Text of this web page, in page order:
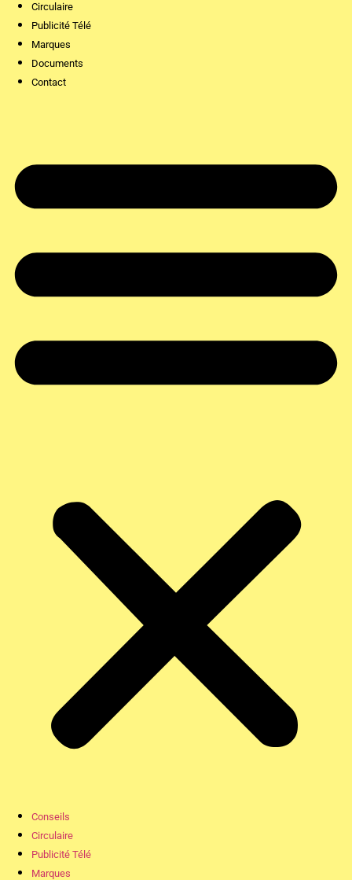
Circulaire
Publicité Télé
Marques
Documents
Contact
Conseils
Circulaire
Publicité Télé
Marques